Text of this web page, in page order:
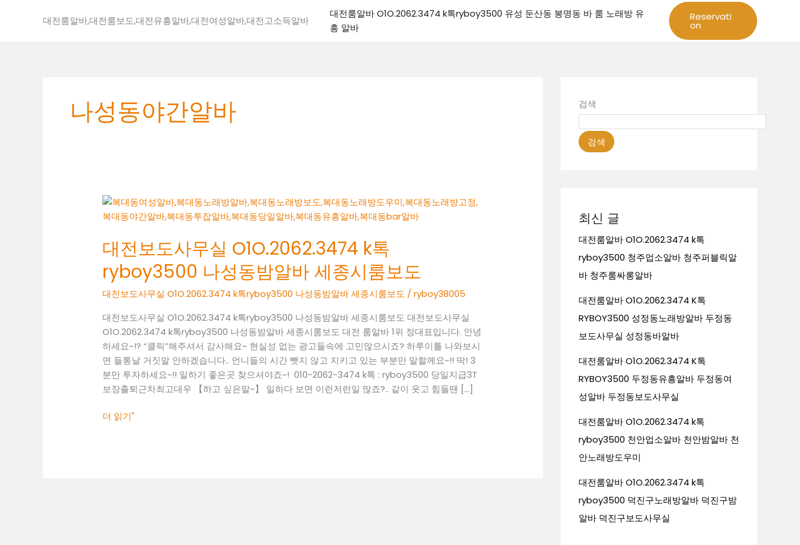
대전룸알바,대전룸보도,대전유흥알바,대전여성알바,대전고소득알바
대전룸알바 O1O.2062.3474 k톡ryboy3500 유성 둔산동 봉명동 바 룸 노래방 유
흥 알바
Reservati
on
나성동야간알바
대전보도사무실 O1O.2062.3474 k톡
ryboy3500 나성동밤알바 세종시룸보도
대전보도사무실 O1O.2062.3474 k톡ryboy3500 나성동밤알바 세종시룸보도 /ryboy38005
대전보도사무실 O1O.2062.3474 k톡ryboy3500 나성동밤알바 세종시룸보도 대전보도사무실
O1O.2062.3474 k톡ryboy3500 나성동밤알바 세종시룸보도 대전 룸알바 1위 정대표입니다. 안녕
하세요~!? “클릭”해주셔서 감사해요~ 현실성 없는 광고들속에 고민많으시죠? 하루이틀 나와보시
면 들통날 거짓말 안하겠습니다.. 언니들의 시간 뺏지 않고 지키고 있는 부분만 말할께요~!! 딱! 3
분만 투자하세요~!! 일하기 좋은곳 찾으셔야죠~! 010-2062-3474 k톡 : ryboy3500 당일지급3T
보장출퇴근차최고대우 【하고 싶은말~】 일하다 보면 이런저런일 많죠?.. 같이 웃고 힘들땐 […]
대
전
도
무
실
O1O.2062.3474
k
톡
ryboy3500
나
성
동
알
더 읽기"
검색
검색
최신 글
대전룸알바 O1O.2062.3474 k톡
ryboy3500 청주업소알바 청주퍼블릭알
바 청주룸싸롱알바
대전룸알바 O1O.2062.3474 K톡
RYBOY3500 성정동노래방알바 두정동
보도사무실 성정동바알바
대전룸알바 O1O.2062.3474 K톡
RYBOY3500 두정동유흥알바 두정동여
성알바 두정동보도사무실
대전룸알바 O1O.2062.3474 k톡
ryboy3500 천안업소알바 천안밤알바 천
안노래방도우미
대전룸알바 O1O.2062.3474 k톡
ryboy3500 덕진구노래방알바 덕진구밤
알바 덕진구보도사무실